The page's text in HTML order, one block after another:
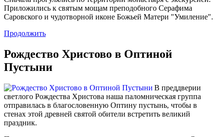
Приложились к святым мощам преподобного Серафима
Саровского и чудотворной иконе Божьей Матери "Умиление".
Продолжить
Рождество Христово в Оптиной
Пустыни
В преддверии
светлого Рождества Христова наша паломническая группа
отправилась в благословенную Оптину пустынь, чтобы в
стенах этой древней святой обители встретить великий
праздник.